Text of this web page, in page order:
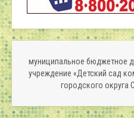
муниципальное бюджетное
учреждение «Детский сад
городского